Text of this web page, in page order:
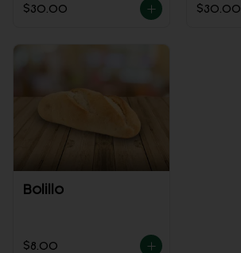
$30.00 $30.00
Bolillo
$8.00